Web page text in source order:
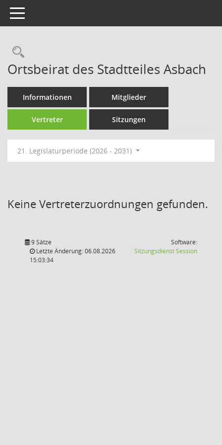
Toggle navigation
Rechercheauswahl
Ortsbeirat des Stadtteiles Asbach
Informationen Mitglieder
Vertreter Sitzungen
21. Legislaturperiode (2026 - 2031)
Keine Vertreterzuordnungen gefunden.
9 Sätze
Letzte Änderung: 06.08.2026
15:03:34
Software:
SitzungsdienstSession(Wird in